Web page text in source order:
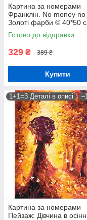
Картина за номерами
Франклін. No money no
Золоті фарби © 40*50
Орігамі LW 3284
Готово до відправки
329 ₴ 389 ₴
Купити
1+1=3 Деталі в описі
Картина за номерами
Пейзаж: Дівчина в